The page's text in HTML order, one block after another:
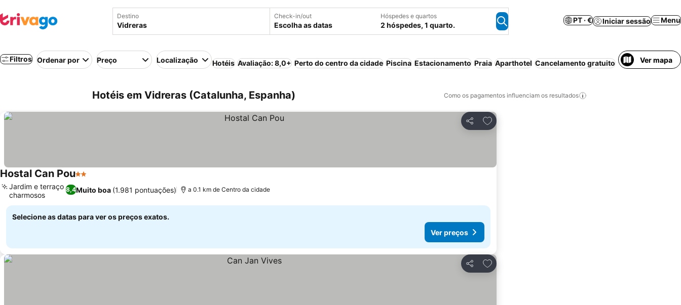
Destino Check-in/out
Escolha as datas
Hóspedes e quartos
2 hóspedes, 1 quarto.
PT · € Iniciar sessão Menu
Filtros Ordenar por Preço Localização Hotéis Avaliação: 8,0+ Perto do centro da cidade Piscina Estacionamento Praia Aparthotel Cancelamento gratuito Ver mapa
Hotéis em Vidreras (Catalunha, Espanha) Como os pagamentos influenciam os resultados
Partilhar
Adicionar aos favoritos
Hostal Can Pou2 Estrelas
8,4Muito boa (1.981 pontuações)
Jardim e terraço
charmosos
a 0.1 km de Centro da cidade
Selecione as datas para ver os preços exatos.
Ver preços
Partilhar
Adicionar aos favoritos